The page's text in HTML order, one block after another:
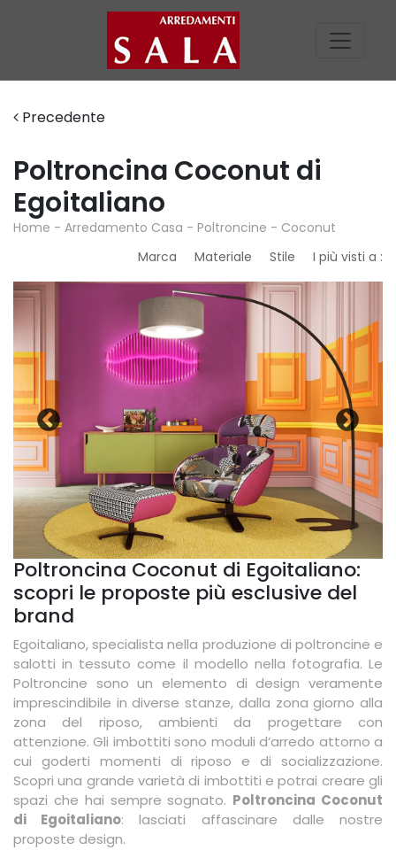
Precedente
Poltroncina Coconut di
Egoitaliano
Home - Arredamento Casa - Poltroncine - Coconut
Marca
Materiale Stile I più visti a :
Poltroncina Coconut di Egoitaliano:
scopri le proposte più esclusive del
brand
Egoitaliano, specialista nella produzione di poltroncine e
salotti in tessuto come il modello nella fotografia. Le
Poltroncine sono un elemento di design veramente
imprescindibile in diverse stanze, dalla zona giorno alla
zona del riposo, ambienti da progettare con
attenzione. Gli imbottiti sono moduli d’arredo attorno a
cui goderti momenti di riposo e di socializzazione.
Scopri una grande varietà di imbottiti e potrai creare gli
spazi che hai sempre sognato. Poltroncina Coconut
di Egoitaliano: lasciati affascinare dalle nostre
proposte design.